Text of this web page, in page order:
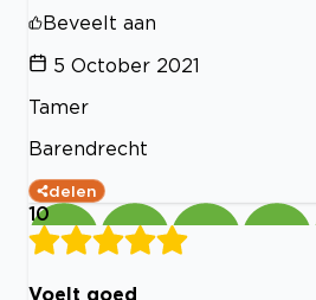
Beveelt aan
5 October 2021
Tamer
Barendrecht
delen
10
Voelt goed